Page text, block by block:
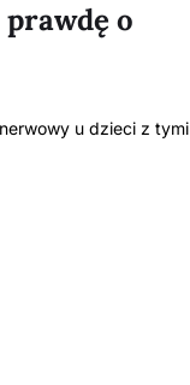
o
u dzieci z tymi